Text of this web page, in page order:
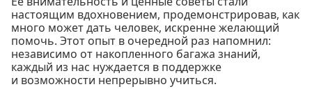
настоящим вдохновением, продемонстрировав, как
много может дать человек, искренне желающий
помочь. Этот опыт в очередной раз напомнил:
независимо от накопленного багажа знаний,
каждый из нас нуждается в поддержке
и возможности непрерывно учиться.